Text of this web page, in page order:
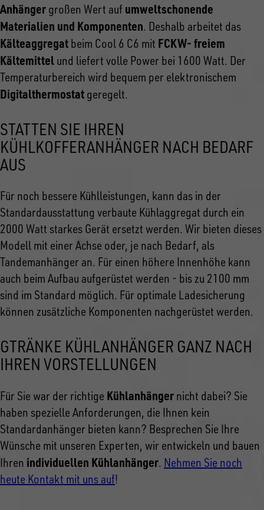
Anhänger großen Wert auf umweltschonende
Materialien und Komponenten. Deshalb arbeitet das
Kälteaggregat beim Cool 6 C6 mit FCKW- freiem
Kältemittel und liefert volle Power bei 1600 Watt. Der
Temperaturbereich wird bequem per elektronischem
Digitalthermostat geregelt.
STATTEN SIE IHREN
KÜHLKOFFERANHÄNGER NACH BEDARF
AUS
Für noch bessere Kühlleistungen, kann das in der
Standardausstattung verbaute Kühlaggregat durch ein
2000 Watt starkes Gerät ersetzt werden. Wir bieten dieses
Modell mit einer Achse oder, je nach Bedarf, als
Tandemanhänger an. Für einen höhere Innenhöhe kann
auch beim Aufbau aufgerüstet werden - bis zu 2100 mm
sind im Standard möglich. Für optimale Ladesicherung
können zusätzliche Komponenten nachgerüstet werden.
GTRÄNKE KÜHLANHÄNGER GANZ NACH
IHREN VORSTELLUNGEN
Für Sie war der richtige Kühlanhänger nicht dabei? Sie
haben spezielle Anforderungen, die Ihnen kein
Standardanhänger bieten kann? Besprechen Sie Ihre
Wünsche mit unseren Experten, wir entwickeln und bauen
Ihren individuellen Kühlanhänger. Nehmen Sie noch
heute Kontakt mit uns auf!